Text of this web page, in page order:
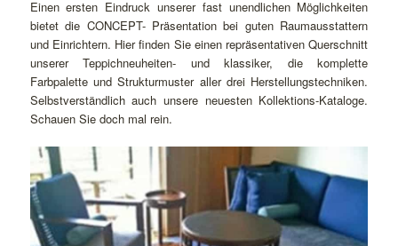
Einen ersten Eindruck unserer fast unendlichen Möglichkeiten
bietet die CONCEPT- Präsentation bei guten Raumausstattern
und Einrichtern. Hier finden Sie einen repräsentativen Querschnitt
unserer Teppichneuheiten- und klassiker, die komplette
Farbpalette und Strukturmuster aller drei Herstellungstechniken.
Selbstverständlich auch unsere neuesten Kollektions-Kataloge.
Schauen Sie doch mal rein.